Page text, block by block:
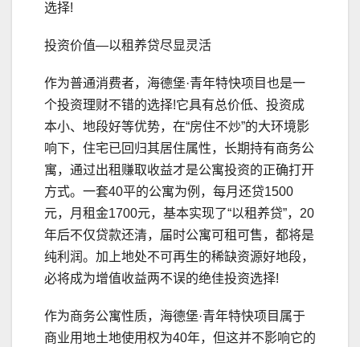
选择!
投资价值—以租养贷尽显灵活
作为普通消费者，海德堡·青年特快项目也是一
个投资理财不错的选择!它具有总价低、投资成
本小、地段好等优势，在“房住不炒”的大环境影
响下，住宅已回归其居住属性，长期持有商务公
寓，通过出租赚取收益才是公寓投资的正确打开
方式。一套40平的公寓为例，每月还贷1500
元，月租金1700元，基本实现了“以租养贷”，20
年后不仅贷款还清，届时公寓可租可售，都将是
纯利润。加上地处不可再生的稀缺资源好地段，
必将成为增值收益两不误的绝佳投资选择!
作为商务公寓性质，海德堡·青年特快项目属于
商业用地土地使用权为40年，但这并不影响它的